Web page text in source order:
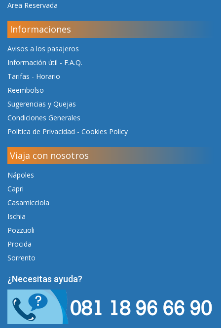
Area Reservada
Informaciones
Avisos a los pasajeros
Información útil - F.A.Q.
Tarifas - Horario
Reembolso
Sugerencias y Quejas
Condiciones Generales
Política de Privacidad - Cookies Policy
Viaja con nosotros
Nápoles
Capri
Casamicciola
Ischia
Pozzuoli
Procida
Sorrento
¿Necesitas ayuda?